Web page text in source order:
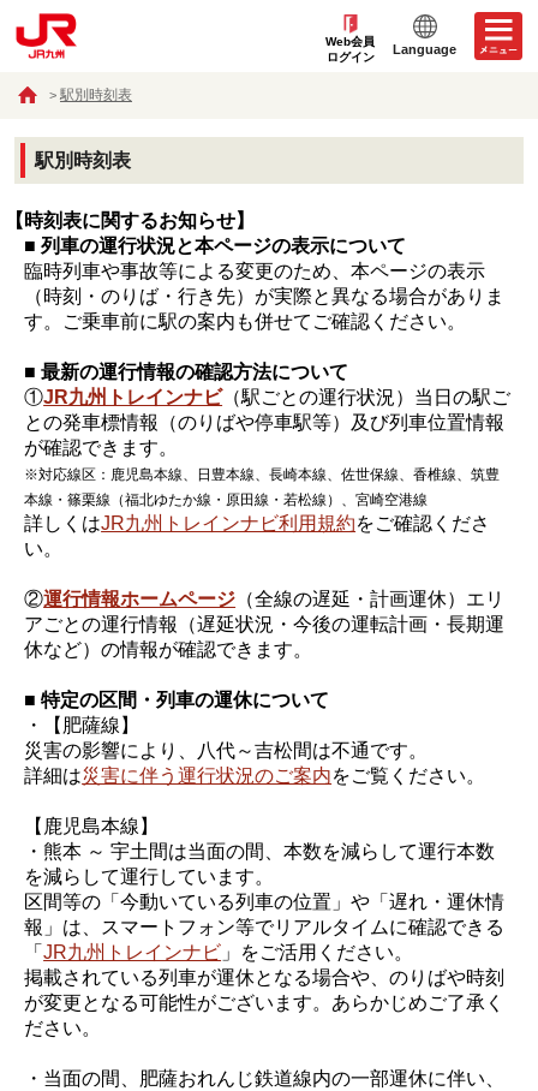
Web会員
ログイン
Language
駅別時刻表
駅別時刻表
【時刻表に関するお知らせ】
■ 列車の運行状況と本ページの表示について
臨時列車や事故等による変更のため、本ページの表示
（時刻・のりば・行き先）が実際と異なる場合がありま
す。ご乗車前に駅の案内も併せてご確認ください。
■ 最新の運行情報の確認方法について
①JR九州トレインナビ（駅ごとの運行状況）当日の駅ご
との発車標情報（のりばや停車駅等）及び列車位置情報
が確認できます。
※対応線区：鹿児島本線、日豊本線、長崎本線、佐世保線、香椎線、筑豊
本線・篠栗線（福北ゆたか線・原田線・若松線）、宮崎空港線
詳しくはJR九州トレインナビ利用規約をご確認くださ
い。
②運行情報ホームページ （全線の遅延・計画運休）エリ
アごとの運行情報（遅延状況・今後の運転計画・長期運
休など）の情報が確認できます。
■ 特定の区間・列車の運休について
・【肥薩線】
災害の影響により、八代～吉松間は不通です。
詳細は災害に伴う運行状況のご案内をご覧ください。
【鹿児島本線】
・熊本 ～ 宇土間は当面の間、本数を減らして運行本数
を減らして運行しています。
区間等の「今動いている列車の位置」や「遅れ・運休情
報」は、スマートフォン等でリアルタイムに確認できる
「JR九州トレインナビ 」をご活用ください。
掲載されている列車が運休となる場合や、のりばや時刻
が変更となる可能性がございます。あらかじめご了承く
ださい。
・当面の間、肥薩おれんじ鉄道線内の一部運休に伴い、